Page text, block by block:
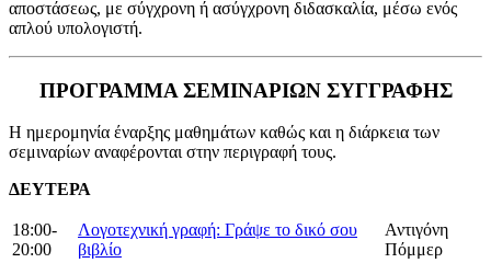
αποστάσεως, με σύγχρονη ή ασύγχρονη διδασκαλία, μέσω ενός
απλού υπολογιστή.
ΠΡΟΓΡΑΜΜΑ ΣΕΜΙΝΑΡΙΩΝ ΣΥΓΓΡΑΦΗΣ
Η ημερομηνία έναρξης μαθημάτων καθώς και η διάρκεια των
σεμιναρίων αναφέρονται στην περιγραφή τους.
ΔΕΥΤΕΡΑ
18:00-
20:00
Λογοτεχνική γραφή: Γράψε το δικό σου
βιβλίο
Αντιγόνη
Πόμμερ